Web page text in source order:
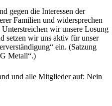
gegen die Interessen der
Familien und widersprechen
wir unsere Losung
setzen wir uns aktiv für unser
ein. (Satzung
Metall“.)
und alle Mitglieder auf: Nein